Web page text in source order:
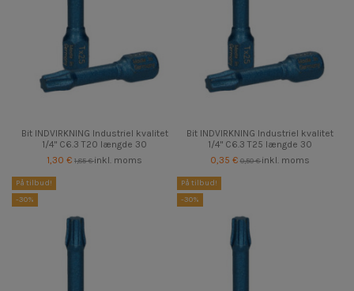
Bit INDVIRKNING Industriel kvalitet
1/4" C6.3 T20 længde 30
1,30 € 1,85 €inkl. moms
Bit INDVIRKNING Industriel kvalitet
1/4" C6.3 T25 længde 30
0,35 €0,50 €inkl. moms
På tilbud!
-30%
På tilbud!
-30%